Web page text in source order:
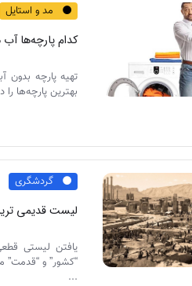
مد و استایل
کدام پارچه‌ها
تهیه پارچه بدون
بهترین پارچه‌ها
گردشگری
لیست قدیمی
یافتن لیستی
“کشور” و “قدمت”
...